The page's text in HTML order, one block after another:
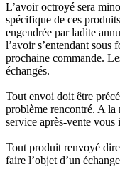
L’avoir octroyé sera
spécifique de ces
engendrée par ladite
l’avoir s’entendant sous
prochaine commande.
échangés.
Tout envoi doit être
problème rencontré. A la
service après-vente
Tout produit renvoyé
faire l’objet d’un